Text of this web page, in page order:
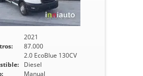
2021
87.000
2.0 EcoBlue 130CV
Diesel
Manual